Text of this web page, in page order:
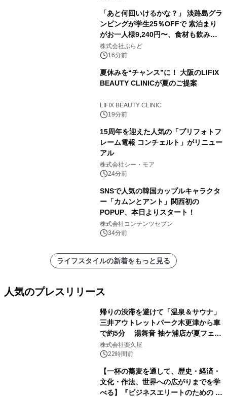
「あと何回いけるかな？」 淡路島グラ
ンピングが学生25％OFFで 素泊まり
がお一人様9,240円〜、食材も飲み物
も持ち込み自由 「グランピングリゾー
ト Awaji」9月30日までの平日限定
株式会社ぷらど
16分前
夏休みを“チャンス”に！ 大阪のLIFIX
BEAUTY CLINICが夏のご提案
LIFIX BEAUTY CLINIC
19分前
15周年を迎えた人気の「プリフォトフ
レーム電報 コンチェルト」がリニュー
アル
株式会社シー・モア
24分前
SNSで人気の韓国カップルキャラクタ
ー「カムンとアント」関西初の
POPUP、本日よりスタート！
株式会社コンテンツセブン
34分前
ライフスタイルの新着をもっと見る
人気のプレスリリース
帰りの渋滞を避けて「温泉＆サウナ」
三井アウトレットパーク木更津から車
で約5分 湯舞音 袖ケ浦店が夏フェア
メニューを提供
株式会社楽久屋
22時間前
【一杯の蕎麦を通して、歴史・経済・
文化・作法、世界への広がりまでを学
べる】『ビジネスエリートのための 教